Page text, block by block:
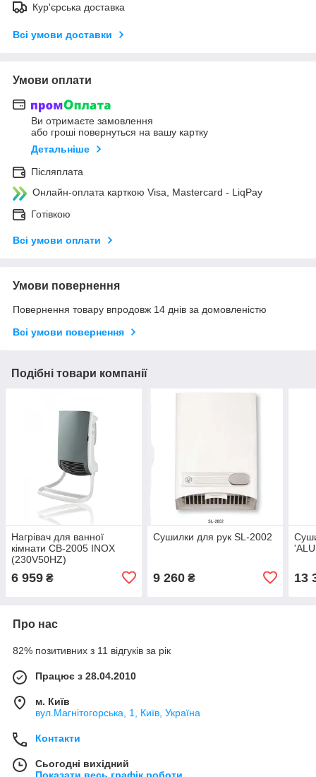
Кур'єрська доставка
Всі умови доставки
Умови оплати
Ви отримаєте замовлення
або гроші повернуться на вашу картку
Детальніше
Післяплата
Онлайн-оплата карткою Visa, Mastercard - LiqPay
Готівкою
Всі умови оплати
Умови повернення
Повернення товару впродовж 14 днів за домовленістю
Всі умови повернення
Подібні товари компанії
Нагрівач для ванної
кімнати CB-2005 INOX
(230V50HZ)
6 959 ₴
Сушилки для рук SL-2002
9 260₴ 13
Про нас
82% позитивних з 11 відгуків за рік
Працює з 28.04.2010
м. Київ
вул.Магнітогорська, 1, Київ, Україна
Контакти
Сьогодні вихідний
Показати весь графік роботи